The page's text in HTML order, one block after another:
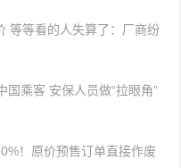
等等看的人失算了：厂商纷
国乘客 安保人员做“拉眼角”
！原价预售订单直接作废